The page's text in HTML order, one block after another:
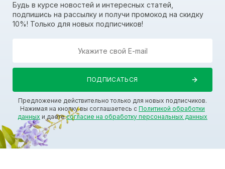
Будь в курсе новостей и интересных статей,
подпишись на рассылку и получи промокод на скидку
10%! Только для новых подписчиков!
Предложение действительно только для новых подписчиков.
Нажимая на кнопку вы соглашаетесь с Политикой обработки
данных и даетесогласие на обработку персональных данных